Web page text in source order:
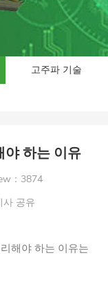
고주파 기술
야 하는 이유
：3874
사 공유
해야 하는 이유는